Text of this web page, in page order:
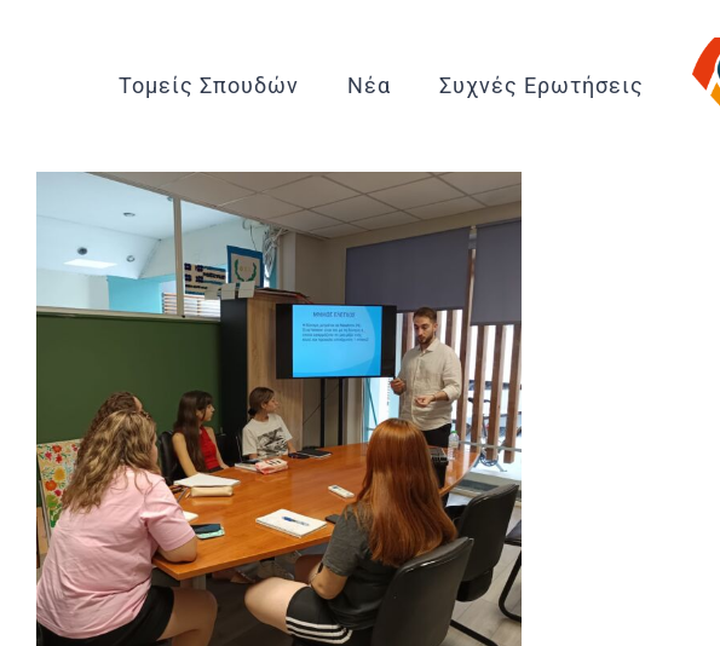
περιεχόμενοΤομείς Σπουδών Νέα Συχνές Ερωτήσεις